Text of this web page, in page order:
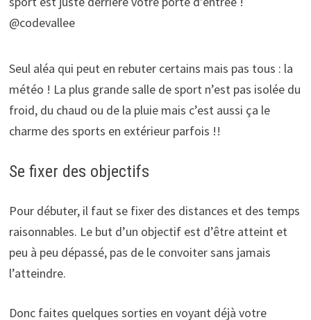
@codevallee
Seul aléa qui peut en rebuter certains mais pas tous : la
météo ! La plus grande salle de sport n’est pas isolée du
froid, du chaud ou de la pluie mais c’est aussi ça le
charme des sports en extérieur parfois !!
Se fixer des objectifs
Pour débuter, il faut se fixer des distances et des temps
raisonnables. Le but d’un objectif est d’être atteint et
peu à peu dépassé, pas de le convoiter sans jamais
l’atteindre.
Donc faites quelques sorties en voyant déjà votre